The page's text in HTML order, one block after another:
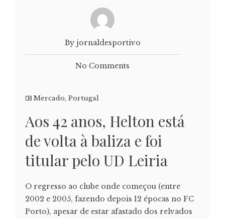
By jornaldesportivo
No Comments
Mercado, Portugal
Aos 42 anos, Helton está
de volta à baliza e foi
titular pelo UD Leiria
O regresso ao clube onde começou (entre
2002 e 2005, fazendo depois 12 épocas no FC
Porto), apesar de estar afastado dos relvados